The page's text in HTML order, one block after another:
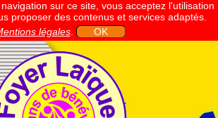
sur ce site, vous acceptez l'utilisation
proposer des contenus et services adaptés.
légales. OK